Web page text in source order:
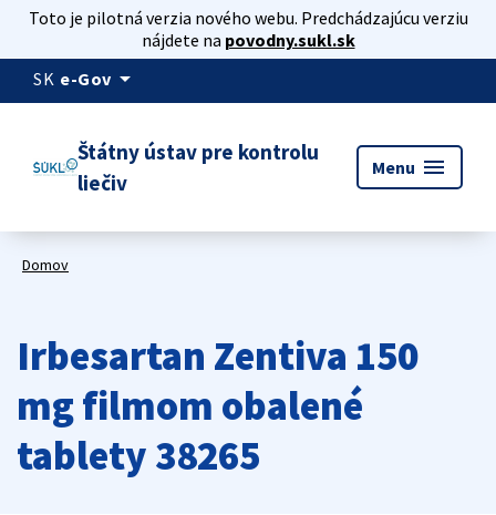
Toto je pilotná verzia nového webu. Predchádzajúcu verziu
nájdete na povodny.sukl.sk
SK e-Gov arrow_drop_down
Štátny ústav pre kontrolu
liečiv
Menu menu
Domov
Irbesartan Zentiva 150
mg filmom obalené
tablety 38265